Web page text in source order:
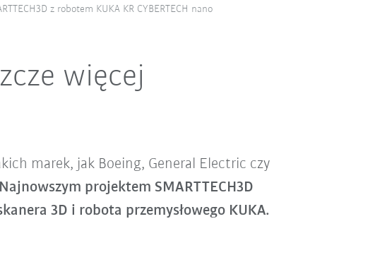
z robotem KUKA KR CYBERTECH nano
więcej
marek, jak Boeing, General Electric czy
Najnowszym projektem SMARTTECH3D
3D i robota przemysłowego KUKA.